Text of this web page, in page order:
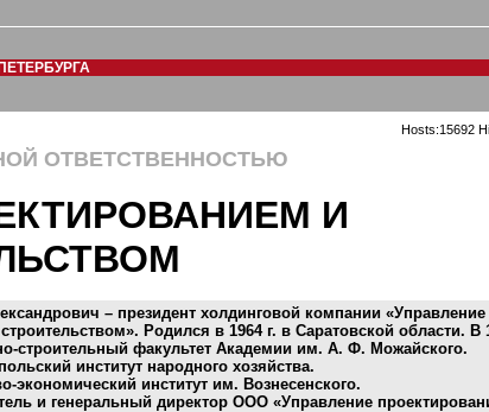
Hosts:15692
ОТВЕТСТВЕННОСТЬЮ
И
– президент холдинговой компании «Управление
Родился в 1964 г. в Саратовской области. В
строительный факультет Академии им. А. Ф. Можайского.
институт народного хозяйства.
экономический институт им. Вознесенского.
и генеральный директор ООО «Управление